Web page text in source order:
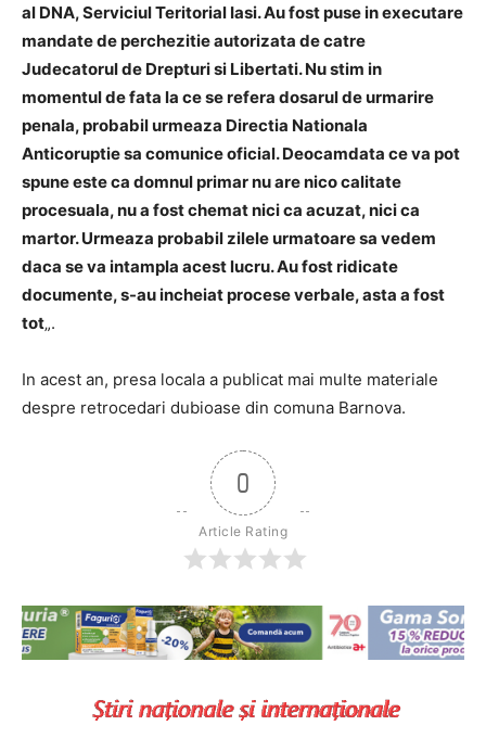
al DNA, Serviciul Teritorial Iasi. Au fost puse in executare
mandate de perchezitie autorizata de catre
Judecatorul de Drepturi si Libertati. Nu stim in
momentul de fata la ce se refera dosarul de urmarire
penala, probabil urmeaza Directia Nationala
Anticoruptie sa comunice oficial. Deocamdata ce va pot
spune este ca domnul primar nu are nico calitate
procesuala, nu a fost chemat nici ca acuzat, nici ca
martor. Urmeaza probabil zilele urmatoare sa vedem
daca se va intampla acest lucru. Au fost ridicate
documente, s-au incheiat procese verbale, asta a fost
tot„.
In acest an, presa locala a publicat mai multe materiale
despre retrocedari dubioase din comuna Barnova.
0
Article Rating